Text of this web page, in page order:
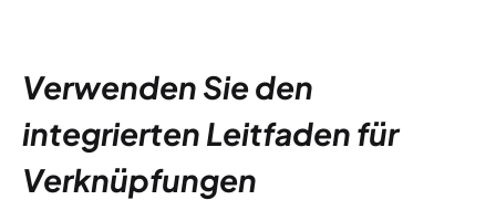
Verwenden Sie den
integrierten Leitfaden für
Verknüpfungen